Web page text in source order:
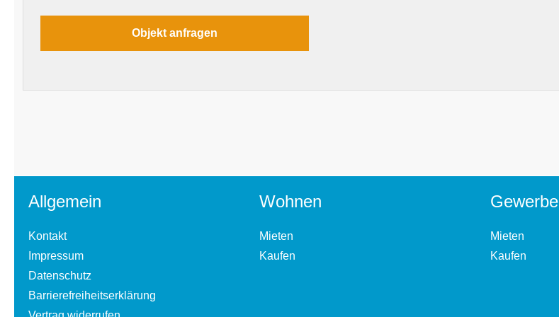
Allgemein
Kontakt
Impressum
Datenschutz
Barrierefreiheitserklärung
Wohnen
Mieten
Kaufen
Gewerbe
Mieten
Kaufen